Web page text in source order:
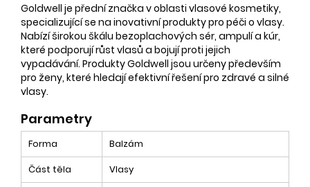
Goldwell je přední značka v oblasti vlasové kosmetiky,
specializující se na inovativní produkty pro péči o vlasy.
Nabízí širokou škálu bezoplachových sér, ampulí a kúr,
které podporují růst vlasů a bojují proti jejich
vypadávání. Produkty Goldwell jsou určeny především
pro ženy, které hledají efektivní řešení pro zdravé a silné
vlasy.
Parametry
Forma
Balzám
Část těla
Vlasy